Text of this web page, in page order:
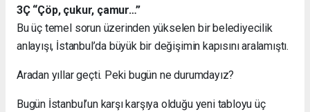
3Ç “Çöp, çukur, çamur…”
Bu üç temel sorun üzerinden yükselen bir belediyecilik
anlayışı, İstanbul’da büyük bir değişimin kapısını aralamıştı.
Aradan yıllar geçti. Peki bugün ne durumdayız?
Bugün İstanbul’un karşı karşıya olduğu yeni tabloyu üç